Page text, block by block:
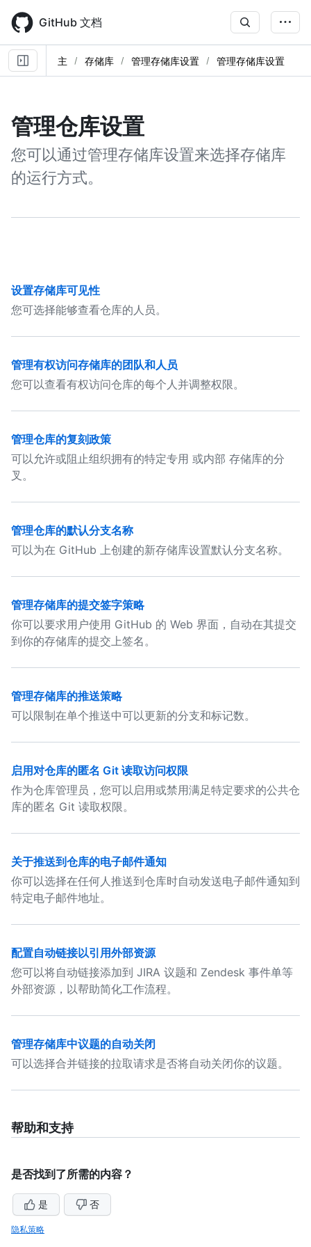
main
content
GitHub 文档
主 存储库 管理存储库设置 管理存储库设置
管理仓库设置
您可以通过管理存储库设置来选择存储库
的运行方式。
设置存储库可见性
您可选择能够查看仓库的人员。
管理有权访问存储库的团队和人员
您可以查看有权访问仓库的每个人并调整权限。
管理仓库的复刻政策
可以允许或阻止组织拥有的特定专用 或内部 存储库的分
叉。
管理仓库的默认分支名称
可以为在 GitHub 上创建的新存储库设置默认分支名称。
管理存储库的提交签字策略
你可以要求用户使用 GitHub 的 Web 界面，自动在其提交
到你的存储库的提交上签名。
管理存储库的推送策略
可以限制在单个推送中可以更新的分支和标记数。
启用对仓库的匿名 Git 读取访问权限
作为仓库管理员，您可以启用或禁用满足特定要求的公共仓
库的匿名 Git 读取权限。
关于推送到仓库的电子邮件通知
你可以选择在任何人推送到仓库时自动发送电子邮件通知到
特定电子邮件地址。
配置自动链接以引用外部资源
您可以将自动链接添加到 JIRA 议题和 Zendesk 事件单等
外部资源，以帮助简化工作流程。
管理存储库中议题的自动关闭
可以选择合并链接的拉取请求是否将自动关闭你的议题。
帮助和支持
是否找到了所需的内容？
是 否
隐私策略